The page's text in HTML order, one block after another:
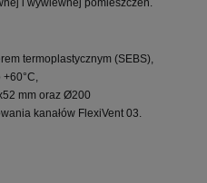
termoplastycznym (SEBS),
mm oraz Ø200
kanałów FlexiVent 03.